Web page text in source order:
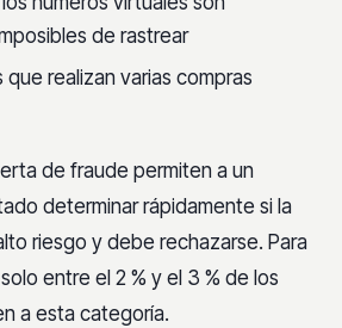
de rastrear
realizan varias compras
de fraude permiten a un
determinar rápidamente si la
riesgo y debe rechazarse. Para
entre el 2 % y el 3 % de los
a esta categoría.